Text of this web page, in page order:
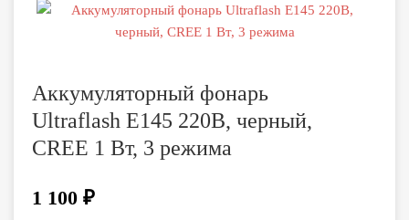
Аккумуляторный фонарь
Ultraflash E145 220В, черный,
CREE 1 Вт, 3 режима
1 100 ₽